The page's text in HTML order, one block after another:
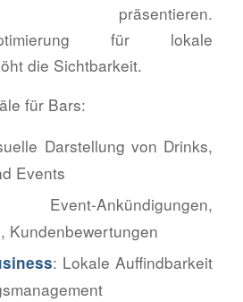
präsentieren.
für lokale
die Sichtbarkeit.
für Bars:
Darstellung von Drinks,
Events
Ankündigungen,
Kundenbewertungen
: Lokale Auffindbarkeit